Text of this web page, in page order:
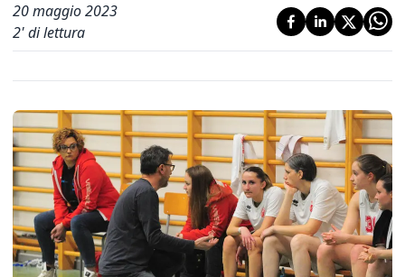
20 maggio 2023
2' di lettura